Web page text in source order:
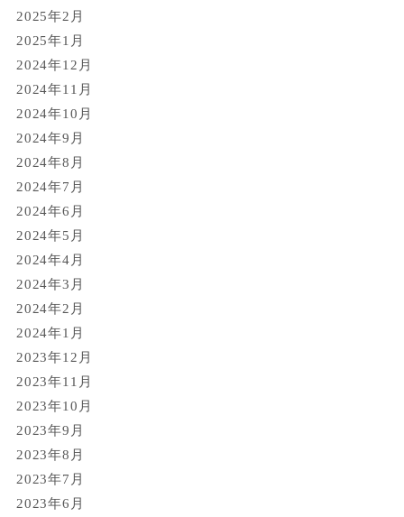
2025年2月
2025年1月
2024年12月
2024年11月
2024年10月
2024年9月
2024年8月
2024年7月
2024年6月
2024年5月
2024年4月
2024年3月
2024年2月
2024年1月
2023年12月
2023年11月
2023年10月
2023年9月
2023年8月
2023年7月
2023年6月